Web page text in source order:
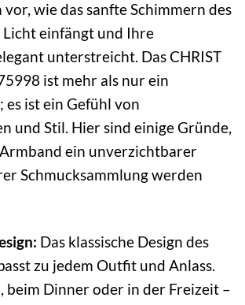
vor, wie das sanfte Schimmern des
Licht einfängt und Ihre
unterstreicht. Das CHRIST
ist mehr als nur ein
es ist ein Gefühl von
und Stil. Hier sind einige Gründe,
ein unverzichtbarer
Schmucksammlung werden
Das klassische Design des
zu jedem Outfit und Anlass.
beim Dinner oder in der Freizeit –